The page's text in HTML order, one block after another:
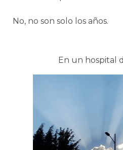
No, no son solo los años.
En un hospital